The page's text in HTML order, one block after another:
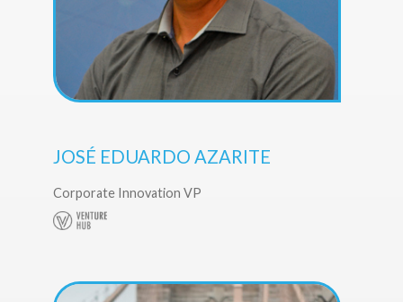
JOSÉ EDUARDO AZARITE
Corporate Innovation VP